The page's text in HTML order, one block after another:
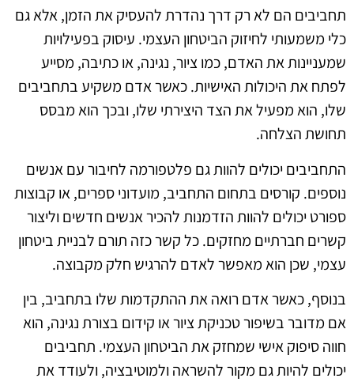
תחביבים הם לא רק דרך נהדרת להעסיק את הזמן, אלא גם
כלי משמעותי לחיזוק הביטחון העצמי. עיסוק בפעילויות
שמעניינות את האדם, כמו ציור, נגינה, או כתיבה, מסייע
לפתח את היכולות האישיות. כאשר אדם משקיע בתחביבים
שלו, הוא מפעיל את הצד היצירתי שלו, ובכך הוא מבסס
תחושת הצלחה.
התחביבים יכולים להוות גם פלטפורמה לחיבור עם אנשים
נוספים. קורסים בתחום התחביב, מועדוני ספרים, או קבוצות
ספורט יכולים להוות הזדמנות להכיר אנשים חדשים וליצור
קשרים חברתיים מחזקים. כל קשר כזה תורם לבניית ביטחון
עצמי, שכן הוא מאפשר לאדם להרגיש חלק מקבוצה.
בנוסף, כאשר אדם רואה את ההתקדמות שלו בתחביב, בין
אם מדובר בשיפור טכניקת ציור או קידום בצורת נגינה, הוא
חווה סיפוק אישי שמחזק את הביטחון העצמי. תחביבים
יכולים להיות גם מקור להשראה ולמוטיבציה, ולעודד את